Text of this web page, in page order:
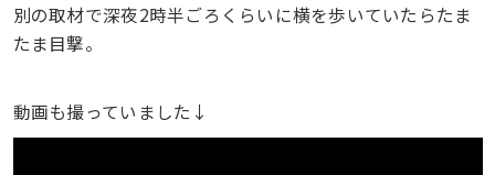
別の取材で深夜2時半ごろくらいに横を歩いていたらたま
たま目撃。
動画も撮っていました↓